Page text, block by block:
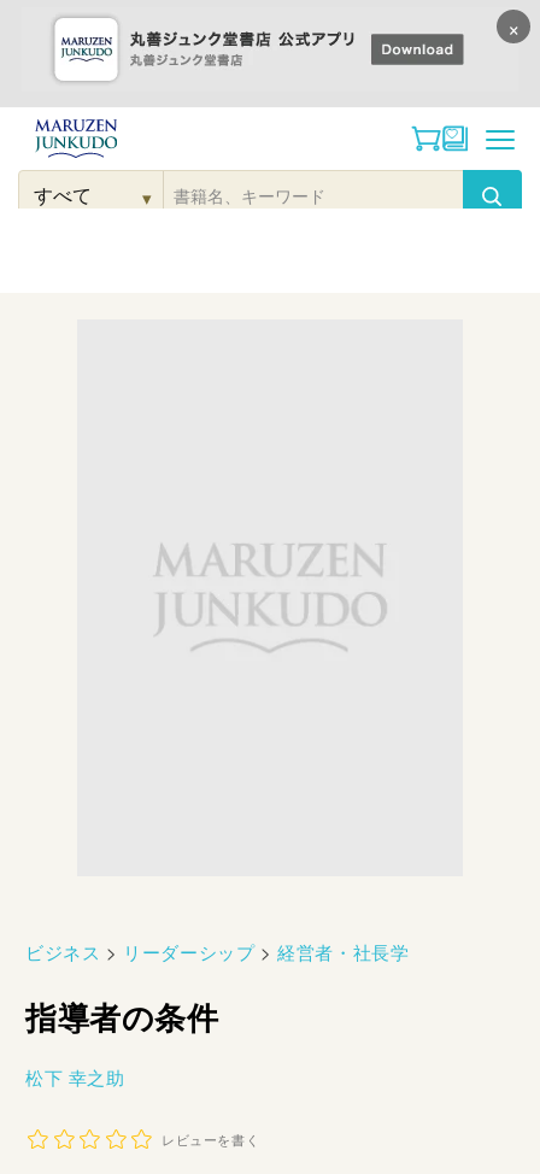
コンテンツに
進む
検
▾
ビジネス > リーダーシップ>経営者・社長学
指導者の条件
松下 幸之助
レビューを書く
×